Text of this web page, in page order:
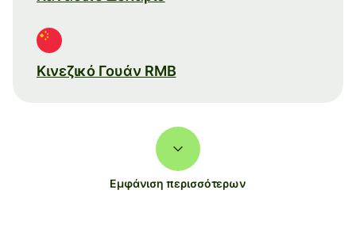
Κινεζικό Γουάν RMB
Εμφάνιση περισσότερων